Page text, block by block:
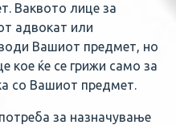
Ваквото лице за
адвокат или
Вашиот предмет, но
кое ќе се грижи само за
со Вашиот предмет.
за назначување